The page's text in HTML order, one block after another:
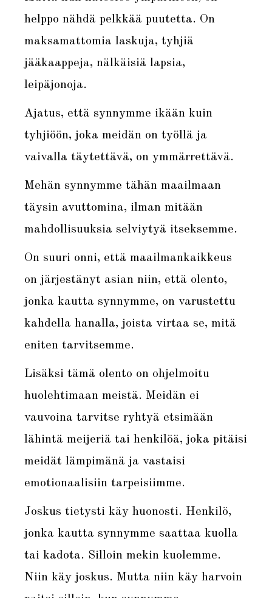
helppo nähdä pelkkää puutetta. On
maksamattomia laskuja, tyhjiä
jääkaappeja, nälkäisiä lapsia,
leipäjonoja.
Ajatus, että synnymme ikään kuin
tyhjiöön, joka meidän on työllä ja
vaivalla täytettävä, on ymmärrettävä.
Mehän synnymme tähän maailmaan
täysin avuttomina, ilman mitään
mahdollisuuksia selviytyä itseksemme.
On suuri onni, että maailmankaikkeus
on järjestänyt asian niin, että olento,
jonka kautta synnymme, on varustettu
kahdella hanalla, joista virtaa se, mitä
eniten tarvitsemme.
Lisäksi tämä olento on ohjelmoitu
huolehtimaan meistä. Meidän ei
vauvoina tarvitse ryhtyä etsimään
lähintä meijeriä tai henkilöä, joka pitäisi
meidät lämpimänä ja vastaisi
emotionaalisiin tarpeisiimme.
Joskus tietysti käy huonosti. Henkilö,
jonka kautta synnymme saattaa kuolla
tai kadota. Silloin mekin kuolemme.
Niin käy joskus. Mutta niin käy harvoin